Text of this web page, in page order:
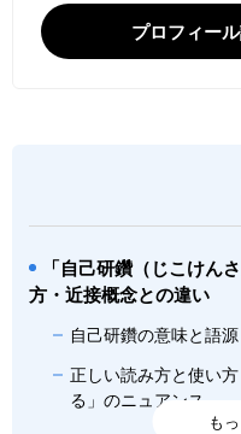
プロフィー
「自己研鑽（じこけ
方・近接概念との違い
自己研鑽の意味と語
正しい読み方と使い
る」のニュアンス
も